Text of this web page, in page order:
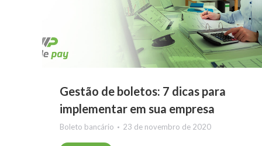
Gestão de boletos: 7 dicas para
implementar em sua empresa
Boleto bancário 23 de novembro de 2020